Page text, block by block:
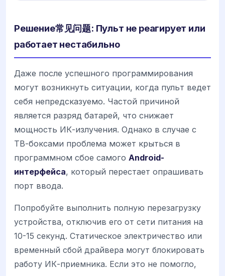
Решение常见问题: Пульт не реагирует или
работает нестабильно
Даже после успешного программирования
могут возникнуть ситуации, когда пульт ведет
себя непредсказуемо. Частой причиной
является разряд батарей, что снижает
мощность ИК-излучения. Однако в случае с
ТВ-боксами проблема может крыться в
программном сбое самого Android-
интерфейса, который перестает опрашивать
порт ввода.
Попробуйте выполнить полную перезагрузку
устройства, отключив его от сети питания на
10-15 секунд. Статическое электричество или
временный сбой драйвера могут блокировать
работу ИК-приемника. Если это не помогло,